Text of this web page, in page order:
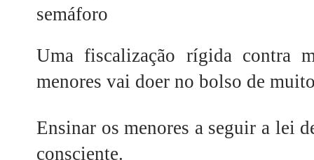
semáforo
Uma fiscalização rígida contra
menores vai doer no bolso de
Ensinar os menores a seguir a lei
consciente.